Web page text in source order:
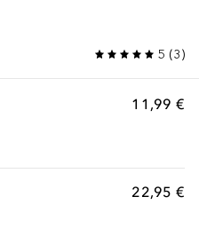
5 (3)
11,99 €
22,95 €